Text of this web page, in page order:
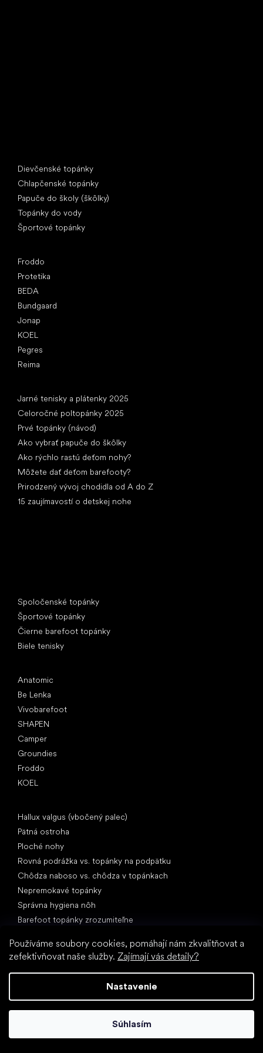
Používáme soubory cookies, pomáhají nám zkvalitňovat a
zefektivňovat naše služby. Zajímají vás detaily?
Nastavenie
Súhlasím
Dievčenské topánky
Chlapčenské topánky
Papuče do školy (škôlky)
Topánky do vody
Športové topánky
Froddo
Protetika
BEDA
Bundgaard
Jonap
KOEL
Pegres
Reima
Jarné tenisky a plátenky 2025
Celoročné poltopánky 2025
Prvé topánky (návod)
Ako vybrať papuče do škôlky
Ako rýchlo rastú deťom nohy?
Môžete dať deťom barefooty?
Prirodzený vývoj chodidla od A do Z
15 zaujímavostí o detskej nohe
Spoločenské topánky
Športové topánky
Čierne barefoot topánky
Biele tenisky
Anatomic
Be Lenka
Vivobarefoot
SHAPEN
Camper
Groundies
Froddo
KOEL
Hallux valgus (vbočený palec)
Pätná ostroha
Ploché nohy
Rovná podrážka vs. topánky na podpätku
Chôdza naboso vs. chôdza v topánkach
Nepremokavé topánky
Správna hygiena nôh
Barefoot topánky zrozumiteľne
Špeciálne kategórie